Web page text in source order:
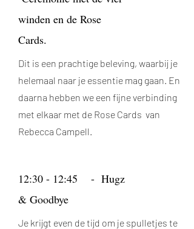
winden en de Rose
Cards.
Dit is een prachtige beleving, waarbij je
helemaal naar je essentie mag gaan. En
daarna hebben we een fijne verbinding
met elkaar met de Rose Cards van
Rebecca Campell.
12:30 - 12:45 - Hugz
& Goodbye
Je krijgt even de tijd om je spulletjes te